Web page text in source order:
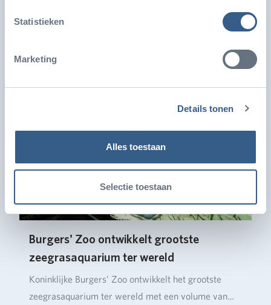
Statistieken
Marketing
Details tonen
Alles toestaan
Selectie toestaan
Burgers' Zoo ontwikkelt grootste
zeegrasaquarium ter wereld
Koninklijke Burgers’ Zoo ontwikkelt het grootste
zeegrasaquarium ter wereld met een volume van